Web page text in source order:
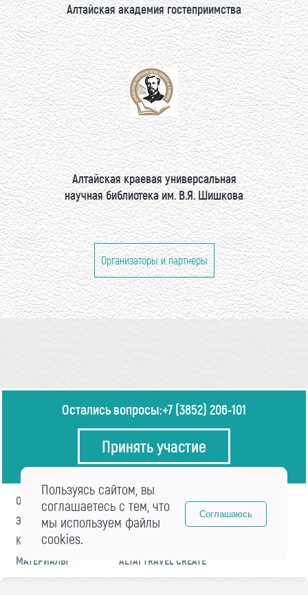
Алтайская академия гостеприимства
Алтайская краевая универсальная
научная библиотека им. В.Я. Шишкова
Организаторы и партнеры
Остались вопросы:+7 (3852) 206-101
Принять участие
О ФОРУМЕ
ПРОГРАММА
ЭКСПЕРТЫ
НОВОСТИ
КОНТАКТЫ
МАТЕРИАЛЫ
ALTAI TRAVEL CREATE
Пользуясь сайтом, вы
соглашаетесь с тем, что
мы используем файлы
cookies.
Соглашаюсь